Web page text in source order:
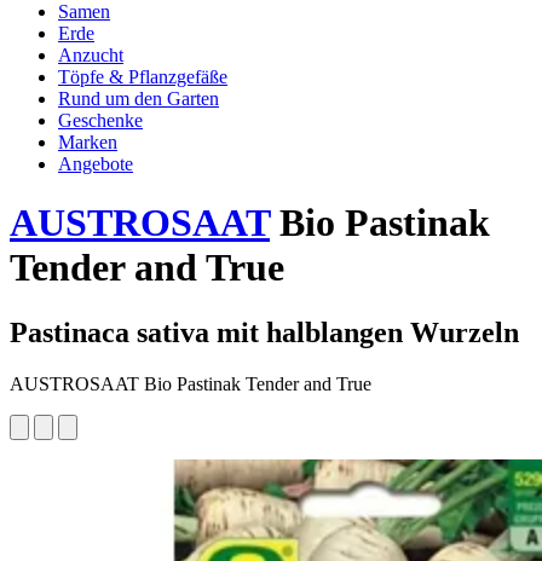
Samen
Erde
Anzucht
Töpfe & Pflanzgefäße
Rund um den Garten
Geschenke
Marken
Angebote
AUSTROSAATBio Pastinak
Tender and True
Pastinaca sativa mit halblangen Wurzeln
AUSTROSAAT Bio Pastinak Tender and True